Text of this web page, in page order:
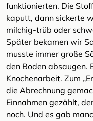
funktionierten. Die
kaputt, dann sickerte
milchig-trüb oder
Später bekamen wir
musste immer große
den Boden absaugen.
Knochenarbeit. Zum
die Abrechnung
Einnahmen gezählt,
noch. Und es gab